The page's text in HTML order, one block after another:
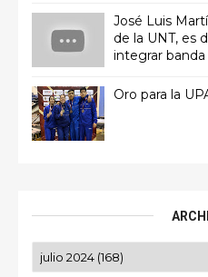
José Luis
de la UNT, es
integrar
Oro para la